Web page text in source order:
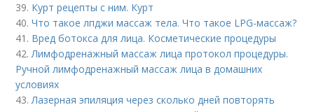
39. Курт рецепты с ним. Курт
40.Что такое лпджи массаж тела. Что такое LPG-массаж?
41. Вред ботокса для лица. Косметические процедуры
42.Лимфодренажный массаж лица протокол процедуры.
Ручной лимфодренажный массаж лица в домашних
условиях
43.Лазерная эпиляция через сколько дней повторять